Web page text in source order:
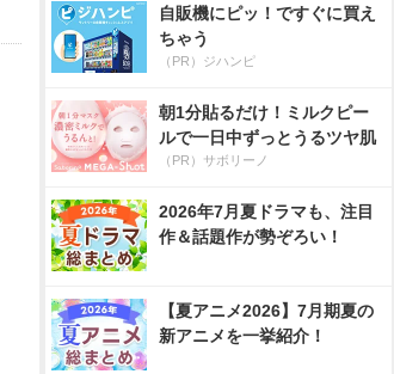
自販機にピッ！ですぐに買え
ちゃう
（PR）ジハンピ
朝1分貼るだけ！ミルクピー
ルで一日中ずっとうるツヤ肌
（PR）サボリーノ
2026年7月夏ドラマも、注目
作＆話題作が勢ぞろい！
【夏アニメ2026】7月期夏の
新アニメを一挙紹介！